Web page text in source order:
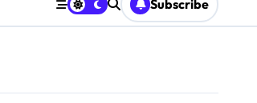
Subscribe